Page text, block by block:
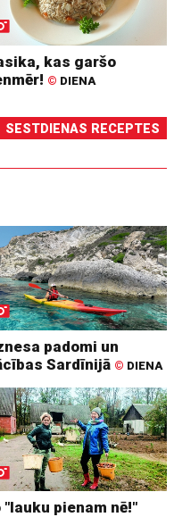
kas garšo
© DIENA
SESTDIENAS RECEPTES
padomi un
Sardīnijā © DIENA
"lauku pienam nē!"